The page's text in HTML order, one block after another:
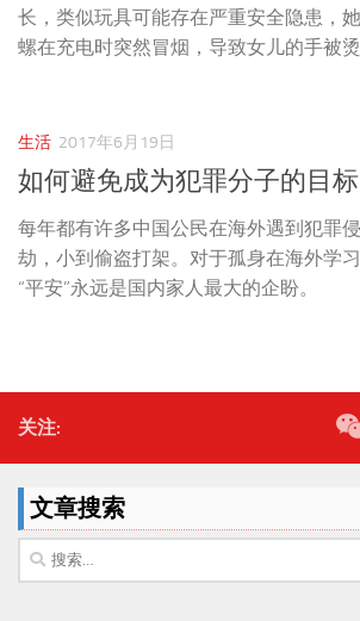
长，类似玩具可能存在严重安全隐患，
螺在充电时突然冒烟，导致女儿的手被烫
生活 2017年6月19日
如何避免成为犯罪分子的目标
每年都有许多中国公民在海外遇到犯罪
劫，小到偷盗打架。对于孤身在海外学
“平安”永远是国内家人最大的企盼。
关注:
文章搜索
搜
索：